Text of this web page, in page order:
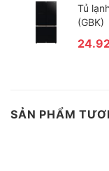
làm mát phòng dưới
tiết kiệm điện
Mode, tự làm sạch
Tủ
(GBK)
SẢN PHẨM